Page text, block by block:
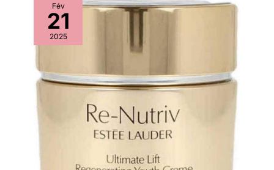
Fév
21
2025